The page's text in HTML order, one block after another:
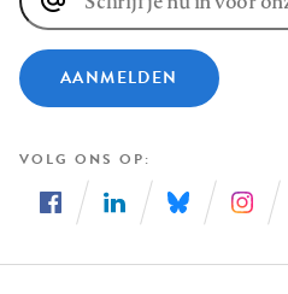
E-
mailadres
AANMELDEN
VOLG ONS OP
ons
ons
ons
ons